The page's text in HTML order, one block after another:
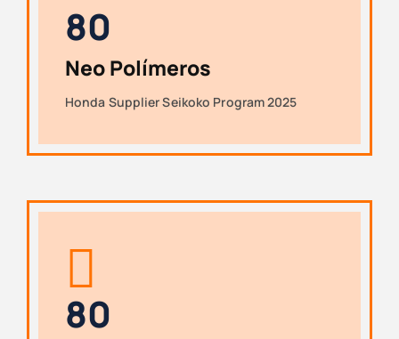
80
Neo Polímeros
Honda Supplier Seikoko Program 2025
80